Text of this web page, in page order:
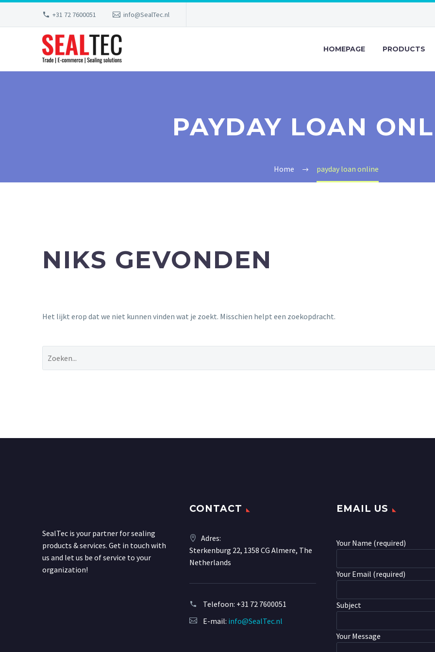
+31 72 7600051 info@SealTec.nl
HOMEPAGE PRODUCTS
PAYDAY LOAN
Home payday loan online
NIKS GEVONDEN
Het lijkt erop dat we niet kunnen vinden wat je zoekt. Misschien helpt een zoekopdracht.
SealTec is your partner for sealing
products & services. Get in touch with
us and let us be of service to your
organization!
CONTACT
Adres:
Sterkenburg 22, 1358 CG Almere, The
Netherlands
Telefoon: +31 72 7600051
E-mail: info@SealTec.nl
EMAIL US
Your Name (required)
Your Email (required)
Subject
Your Message